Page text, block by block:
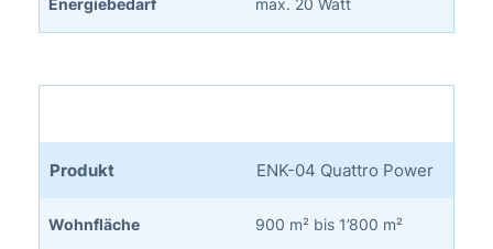
Energiebedarf max. 20 Watt
Produkt ENK-04 Quattro Power
Wohnfläche 900 m² bis 1’800 m²